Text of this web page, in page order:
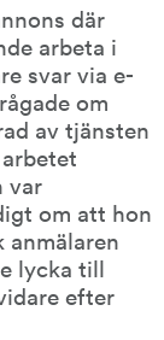
där
arbeta i
svar via e-
om
av tjänsten
var
om att hon
anmälaren
lycka till
efter